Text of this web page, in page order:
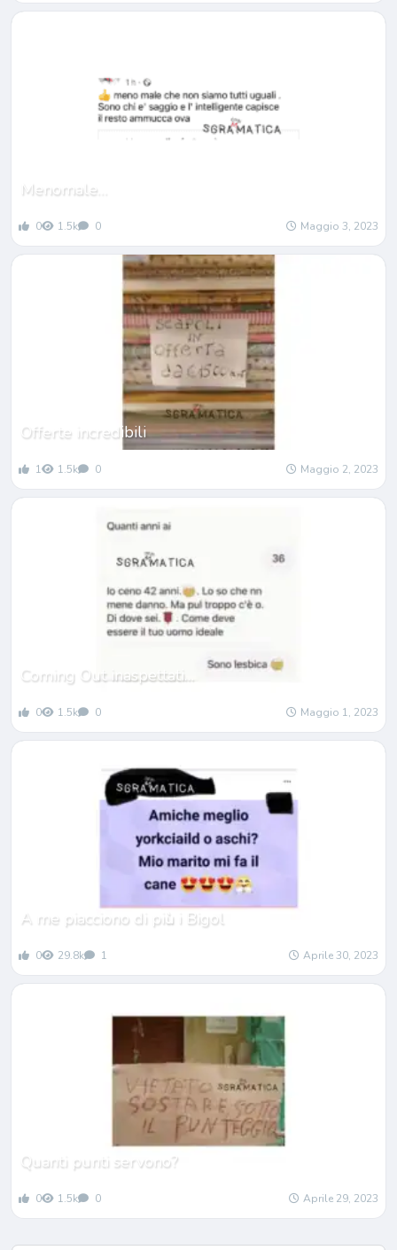
Menomale…
0 1.5k 0 Maggio 3, 2023
Offerte incredibili
1 1.5k 0 Maggio 2, 2023
Coming Out inaspettati…
0 1.5k 0 Maggio 1, 2023
A me piacciono di piùi Bigol
0 29.8k 1 Aprile 30, 2023
Quanti punti servono?
0 1.5k 0 Aprile 29, 2023